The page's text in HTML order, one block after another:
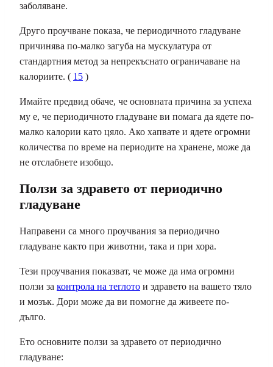
заболяване.
Друго проучване показа, че периодичното гладуване
причинява по-малко загуба на мускулатура от
стандартния метод за непрекъснато ограничаване на
калориите. ( 15 )
Имайте предвид обаче, че основната причина за успеха
му е, че периодичното гладуване ви помага да ядете по-
малко калории като цяло. Ако хапвате и ядете огромни
количества по време на периодите на хранене, може да
не отслабнете изобщо.
Ползи за здравето от периодично
гладуване
Направени са много проучвания за периодично
гладуване както при животни, така и при хора.
Тези проучвания показват, че може да има огромни
ползи за контрола на теглото и здравето на вашето тяло
и мозък. Дори може да ви помогне да живеете по-
дълго.
Ето основните ползи за здравето от периодично
гладуване: